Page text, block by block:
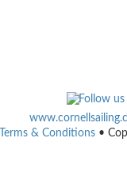
Terms & Conditions •